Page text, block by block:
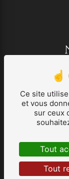
Ce site
et vous
sur ceux
Tout
Tout